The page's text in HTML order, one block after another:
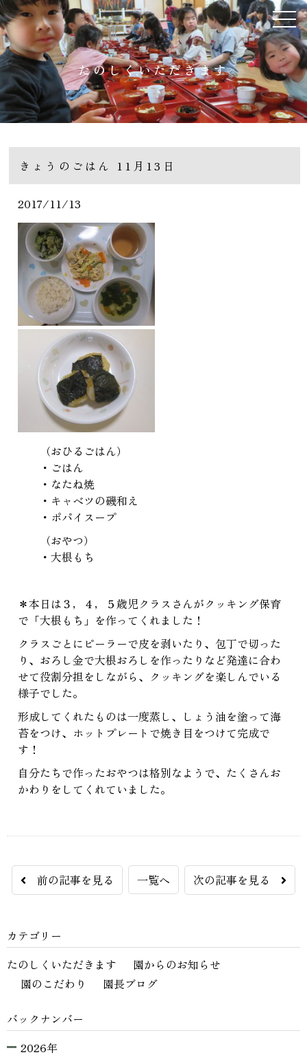
たのしくいただきます
きょうのごはん 11月13日
2017/11/13
（おひるごはん）
・ごはん
・なたね焼
・キャベツの磯和え
・ポパイスープ
（おやつ）
・大根もち
＊本日は３，４，５歳児クラスさんがクッキング保育
で「大根もち」を作ってくれました！
クラスごとにピーラーで皮を剥いたり、包丁で切った
り、おろし金で大根おろしを作ったりなど発達に合わ
せて役割分担をしながら、クッキングを楽しんでいる
様子でした。
形成してくれたものは一度蒸し、しょう油を塗って海
苔をつけ、ホットプレートで焼き目をつけて完成で
す！
自分たちで作ったおやつは格別なようで、たくさんお
かわりをしてくれていました。
前の記事を見る 一覧へ 次の記事を見る
カテゴリー
たのしくいただきます
園からのお知らせ
園のこだわり
園長ブログ
バックナンバー
2026年